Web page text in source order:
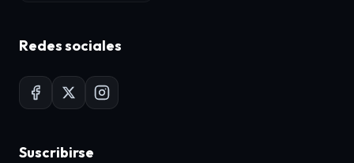
Redes sociales
Suscribirse